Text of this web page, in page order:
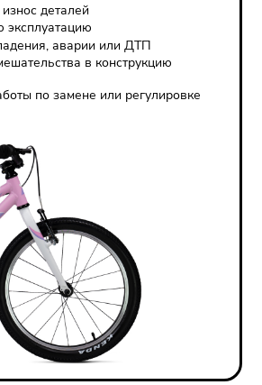
деталей
эксплуатацию
аварии или ДТП
в конструкцию
по замене или регулировке